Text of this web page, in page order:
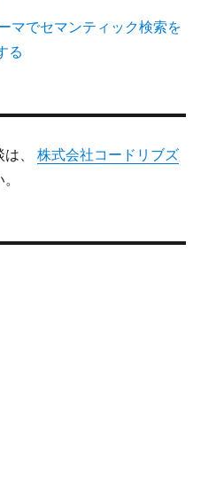
マでセマンティック検索を
る
は、株式会社コードリブズ